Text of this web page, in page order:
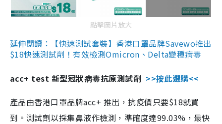
點擊圖片放大
延伸閱讀：【快速測試套裝】香港口罩品牌Savewo推出
$18快速測試劑！有效檢測Omicron、Delta變種病毒
acc+ test 新型冠狀病毒抗原測試劑 >>按此選購<<
產品由香港口罩品牌acc+ 推出，抗疫價只要$18就買
到。測試劑以採集鼻液作檢測，準確度達99.03%，最快